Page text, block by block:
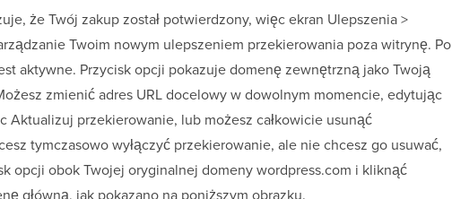
że Twój zakup został potwierdzony, więc ekran Ulepszenia >
Twoim nowym ulepszeniem przekierowania poza witrynę. Po
aktywne. Przycisk opcji pokazuje domenę zewnętrzną jako Twoją
zmienić adres URL docelowy w dowolnym momencie, edytując
Aktualizuj przekierowanie, lub możesz całkowicie usunąć
tymczasowo wyłączyć przekierowanie, ale nie chcesz go usuwać,
opcji obok Twojej oryginalnej domeny wordpress.com i kliknąć
główną, jak pokazano na poniższym obrazku.